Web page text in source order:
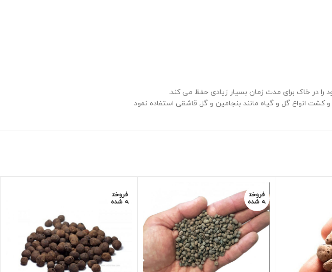
را در خاک برای مدت زمان بسیار زیادی حفظ می کند.
انواع گل و گیاه مانند بنجامین و گل قاشقی استفاده نمود.
فروخت
ه شده
فروخت
ه شده